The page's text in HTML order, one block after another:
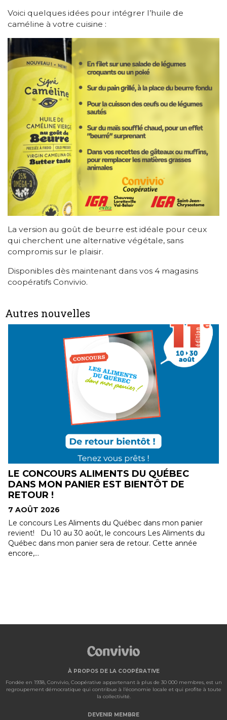
Voici quelques idées pour intégrer l’huile de
caméline à votre cuisine :
La version au goût de beurre est idéale pour ceux
qui cherchent une alternative végétale, sans
compromis sur le plaisir.
Disponibles dès maintenant dans vos 4 magasins
coopératifs Convivio.
Autres nouvelles
UN MONTANT DE 2210 $ AJOUTÉ AU
MONTANT REMIS AUX ORGANISMES DU
PROGRAMME DE DONS CONVIVIO
7 AOÛT 2026
Vous avez été nombreux à vous stationner au IGA de Saint-
Jean-Chrysostome à l'occasion du Festivent ! Tel
qu’annoncé précédemment dans nos...
À PROPOS DE LA COOPÉRATIVE
Fondée en 1938, Convivio, Coopérative appartenant à plus de 30 000 membres, est un
regroupement démocratique qui contribue à l’économie locale et qui profite à toute
la collectivité.
DEVENIR MEMBRE